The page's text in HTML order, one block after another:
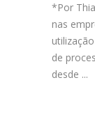
*Por
nas
de
desde